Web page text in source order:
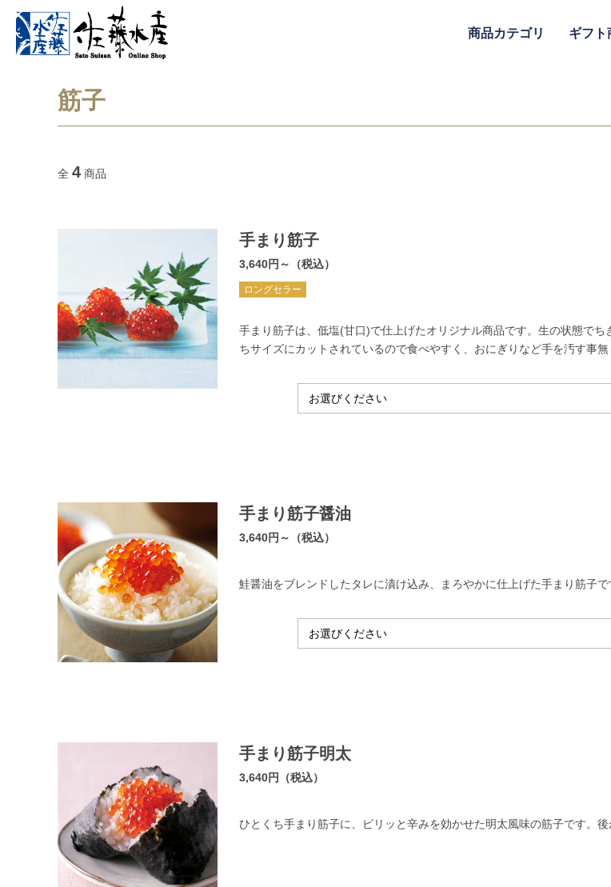
商品カテゴリ ギフト
筋子
全 4 商品
手まり筋子
3,640円～（税込）
ロングセラー
手まり筋子は、低塩(甘口)で仕上げたオリジナル商品です。生の状態で
ちサイズにカットされているので食べやすく、おにぎりなど手を汚す事無
手まり筋子醤油
3,640円～（税込）
鮭醤油をブレンドしたタレに漬け込み、まろやかに仕上げた手まり筋子
手まり筋子明太
3,640円（税込）
ひとくち手まり筋子に、ピリッと辛みを効かせた明太風味の筋子です。